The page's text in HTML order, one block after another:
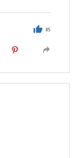
85